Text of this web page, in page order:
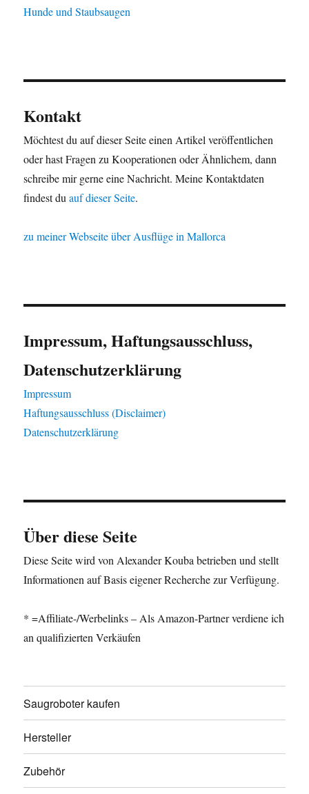
Hunde und Staubsaugen
Kontakt
Möchtest du auf dieser Seite einen Artikel veröffentlichen
oder hast Fragen zu Kooperationen oder Ähnlichem, dann
schreibe mir gerne eine Nachricht. Meine Kontaktdaten
findest duauf dieser Seite.
zu meiner Webseite über Ausflüge in Mallorca
Impressum, Haftungsausschluss,
Datenschutzerklärung
Impressum
Haftungsausschluss (Disclaimer)
Datenschutzerklärung
Über diese Seite
Diese Seite wird von Alexander Kouba betrieben und stellt
Informationen auf Basis eigener Recherche zur Verfügung.
* =Affiliate-/Werbelinks – Als Amazon-Partner verdiene ich
an qualifizierten Verkäufen
Saugroboter kaufen
Hersteller
Zubehör